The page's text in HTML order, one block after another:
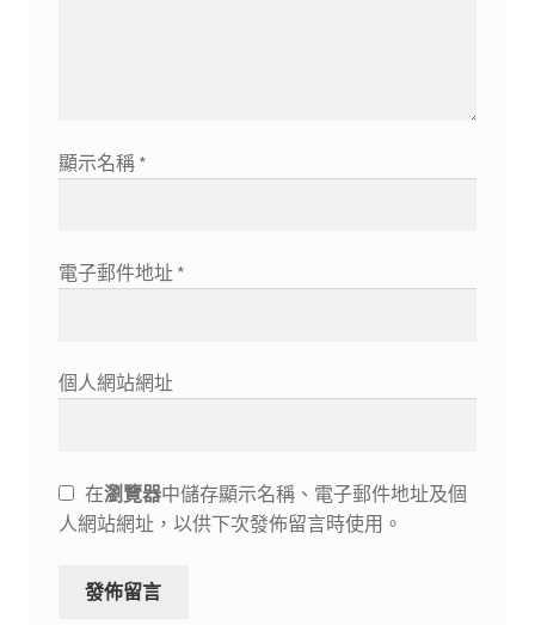
顯示名稱 *
電子郵件地址 *
個人網站網址
在瀏覽器中儲存顯示名稱、電子郵件地址及個
人網站網址，以供下次發佈留言時使用。